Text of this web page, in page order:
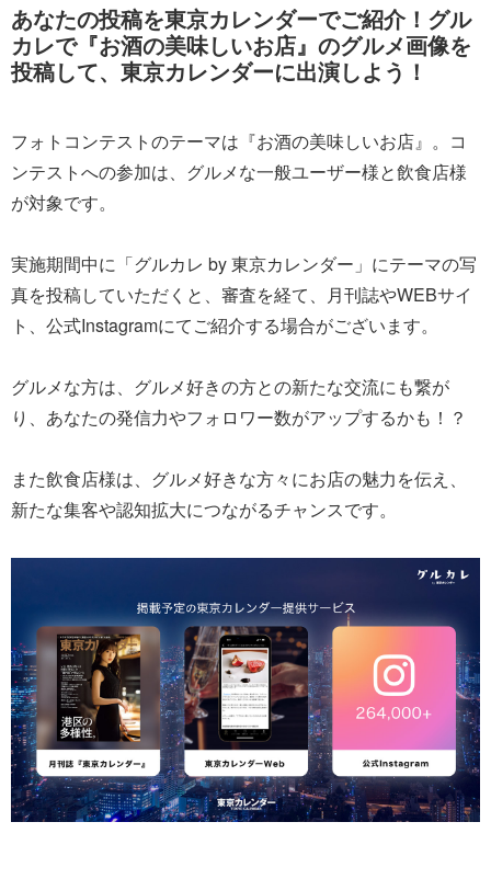
あなたの投稿を東京カレンダーでご紹介！グル
カレで『お酒の美味しいお店』のグルメ画像を
投稿して、東京カレンダーに出演しよう！
フォトコンテストのテーマは『お酒の美味しいお店』。コ
ンテストへの参加は、グルメな一般ユーザー様と飲食店様
が対象です。
実施期間中に「グルカレ by 東京カレンダー」にテーマの写
真を投稿していただくと、審査を経て、月刊誌やWEBサイ
ト、公式Instagramにてご紹介する場合がございます。
グルメな方は、グルメ好きの方との新たな交流にも繋が
り、あなたの発信力やフォロワー数がアップするかも！？
また飲食店様は、グルメ好きな方々にお店の魅力を伝え、
新たな集客や認知拡大につながるチャンスです。